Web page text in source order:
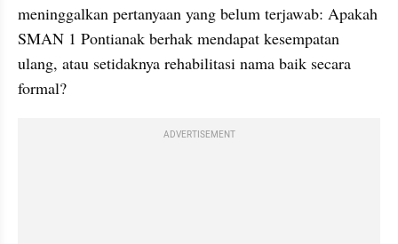
meninggalkan pertanyaan yang belum terjawab: Apakah
SMAN 1 Pontianak berhak mendapat kesempatan
ulang, atau setidaknya rehabilitasi nama baik secara
formal?
ADVERTISEMENT